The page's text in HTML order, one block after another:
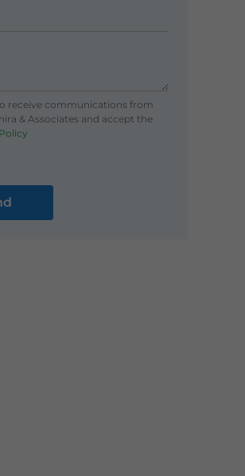
receive communications from
& Associates and accept the